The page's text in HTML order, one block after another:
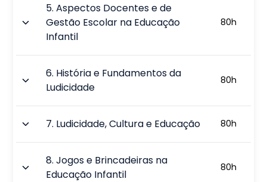
5.Aspectos Docentes e de
Gestão Escolar na Educação
Infantil
80h
6. História e Fundamentos da
Ludicidade
80h
7. Ludicidade, Cultura e Educação 80h
8.Jogos e Brincadeiras na
Educação Infantil
80h